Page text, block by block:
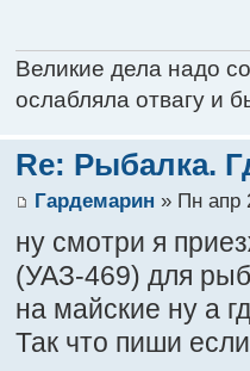
Великие дела надо
ослабляла отвагу и
Re: Рыбалка.
Гардемарин » Пн апр
ну смотри я
(УАЗ-469) для
на майские ну а
Так что пиши